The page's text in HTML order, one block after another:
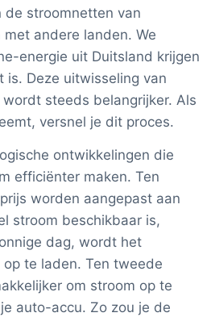
de stroomnetten van
andere landen. We
energie uit Duitsland krijgen
is. Deze uitwisseling van
steeds belangrijker. Als
versnel je dit proces.
ontwikkelingen die
efficiënter maken. Ten
worden aangepast aan
stroom beschikbaar is,
dag, wordt het
te laden. Ten tweede
om stroom op te
auto-accu. Zo zou je de